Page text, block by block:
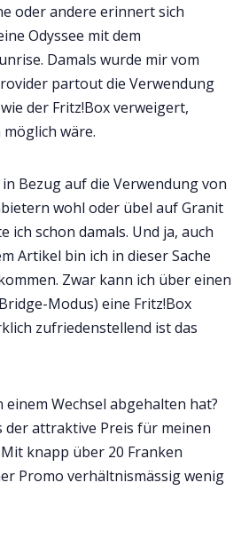
oder andere erinnert sich
Odyssee mit dem
Damals wurde mir vom
partout die Verwendung
der Fritz!Box verweigert,
wäre.
Bezug auf die Verwendung von
wohl oder übel auf Granit
ich schon damals. Und ja, auch
Artikel bin ich in dieser Sache
Zwar kann ich über einen
Modus) eine Fritz!Box
zufriedenstellend ist das
einem Wechsel abgehalten hat?
der attraktive Preis für meinen
knapp über 20 Franken
Promo verhältnismässig wenig